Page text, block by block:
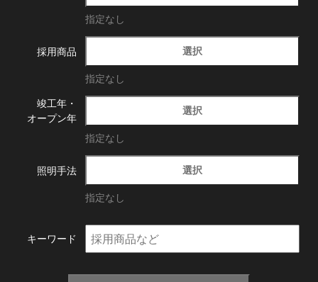
指定なし
採用商品 選択
指定なし
竣工年・
オープン年
選択
指定なし
照明手法 選択
指定なし
キーワード